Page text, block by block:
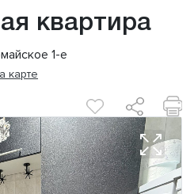
квартира
1-е
карте